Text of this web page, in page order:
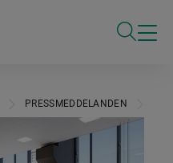
PRESSMEDDELANDEN